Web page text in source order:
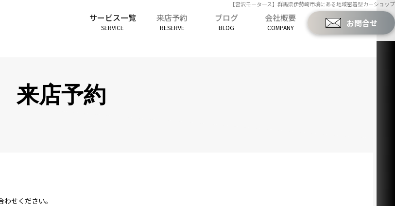
【宮沢モータース】群馬県伊勢崎市境にある地域密着型カーショップ
サービス一覧
SERVICE
来店予約
RESERVE
ブログ
BLOG
会社概要
COMPANY お問合せ
来店予約
せください。